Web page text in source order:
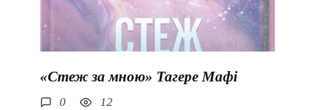
«Стеж за мною» Тагере Мафі
0 12